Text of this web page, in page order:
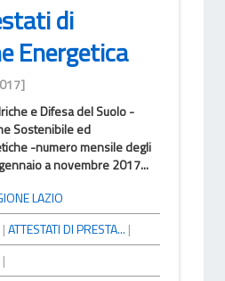
di
Energetica
e Difesa del Suolo -
Sostenibile ed
-numero mensile degli
a novembre 2017...
LAZIO
|ATTESTATI DI PRESTA... |
|